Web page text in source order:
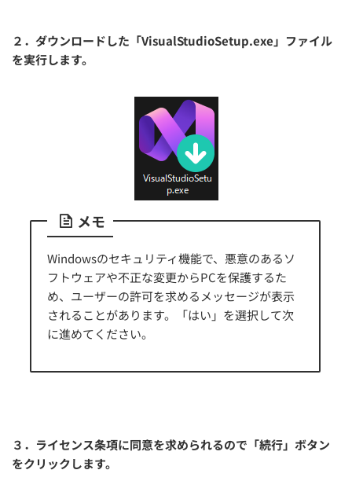
２．ダウンロードした「VisualStudioSetup.exe」ファイル
を実行します。
メモ
Windowsのセキュリティ機能で、悪意のあるソ
フトウェアや不正な変更からPCを保護するた
め、ユーザーの許可を求めるメッセージが表示
されることがあります。「はい」を選択して次
に進めてください。
３．ライセンス条項に同意を求められるので「続行」ボタン
をクリックします。